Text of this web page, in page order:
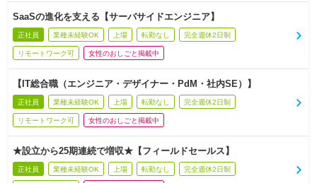
SaaSの進化を支える【サーバサイドエンジニア】
正社員 業種未経験OK 上場 転勤なし 完全週休2日制
リモートワーク可 女性のおしごと掲載中
【IT総合職（エンジニア・デザイナー・PdM・社内SE）】
正社員 業種未経験OK 上場 転勤なし 完全週休2日制
リモートワーク可 女性のおしごと掲載中
★設立から25期連続で増収★【フィールドセールス】
正社員 業種未経験OK 上場 転勤なし 完全週休2日制